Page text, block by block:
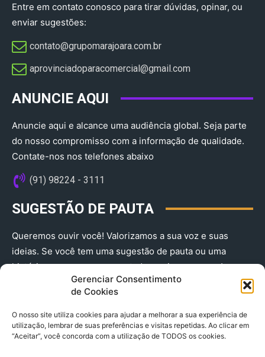
Gerenciar Consentimento
de Cookies
O nosso site utiliza cookies para ajudar a melhorar a sua experiência de
utilização, lembrar de suas preferências e visitas repetidas. Ao clicar em
“Aceitar”, você concorda com a utilização de TODOS os cookies.
Entre em contato conosco para tirar dúvidas, opinar, ou
enviar sugestões:
contato@grupomarajoara.com.br
aprovinciadoparacomercial@gmail.com​
ANUNCIE AQUI
Anuncie aqui e alcance uma audiência global. Seja parte
do nosso compromisso com a informação de qualidade.
Contate-nos nos telefones abaixo
(91) 98224 - 3111
SUGESTÃO DE PAUTA
Queremos ouvir você! Valorizamos a sua voz e suas
ideias. Se você tem uma sugestão de pauta ou uma
história que merece ser contada, envie-nos agora!
(91) 98224 - 3111